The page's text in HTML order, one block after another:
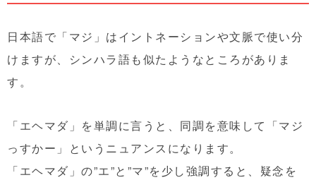
日本語で「マジ」はイントネーションや文脈で使い分
けますが、シンハラ語も似たようなところがありま
す。
「エヘマダ」を単調に言うと、同調を意味して「マジ
っすかー」というニュアンスになります。
「エヘマダ」の”エ”と”マ”を少し強調すると、疑念を